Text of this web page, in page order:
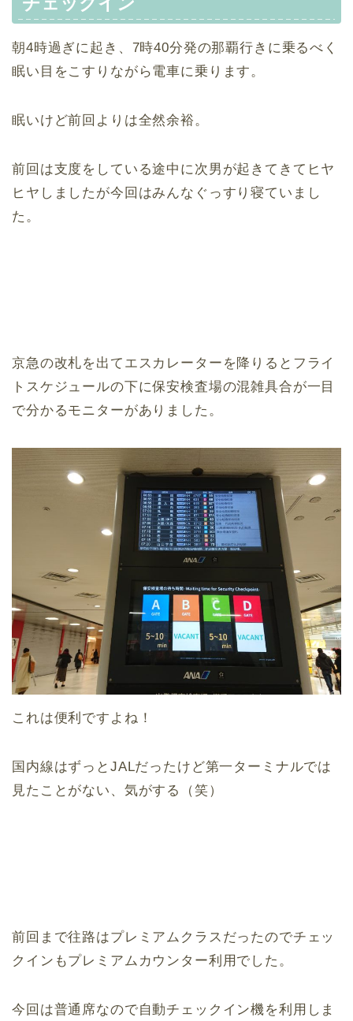
朝4時過ぎに起き、7時40分発の那覇行きに乗るべく
眠い目をこすりながら電車に乗ります。
眠いけど前回よりは全然余裕。
前回は支度をしている途中に次男が起きてきてヒヤ
ヒヤしましたが今回はみんなぐっすり寝ていまし
た。
京急の改札を出てエスカレーターを降りるとフライ
トスケジュールの下に保安検査場の混雑具合が一目
で分かるモニターがありました。
これは便利ですよね！
国内線はずっとJALだったけど第一ターミナルでは
見たことがない、気がする（笑）
前回まで往路はプレミアムクラスだったのでチェッ
クインもプレミアムカウンター利用でした。
今回は普通席なので自動チェックイン機を利用しま